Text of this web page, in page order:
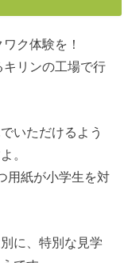
ク体験を！
リンの工場で行
いただけるよう
。
用紙が小学生を対
に、特別な見学